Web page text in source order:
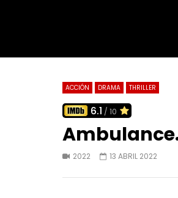
ACCIÓN DRAMA THRILLER
6.1 / 10
2022 13 ABRIL 2022